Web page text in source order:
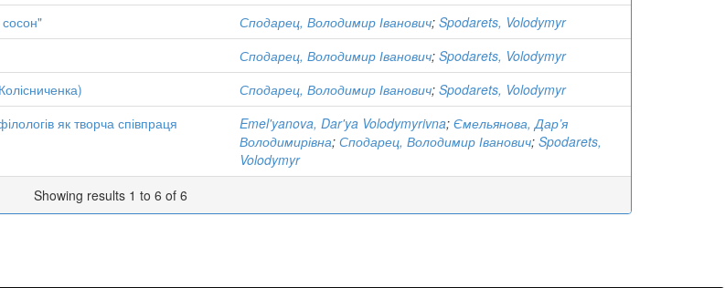
Сподарец, Володимир Іванович; Spodarets, Volodymyr
Сподарец, Володимир Іванович; Spodarets, Volodymyr
Сподарец, Володимир Іванович; Spodarets, Volodymyr
як творча співпраця
Emel'yanova, Dar'ya Volodymyrivna; Ємельянова, Дар’я
Володимирівна; Сподарец, Володимир Іванович; Spodarets,
Volodymyr
Showing results 1 to 6 of 6